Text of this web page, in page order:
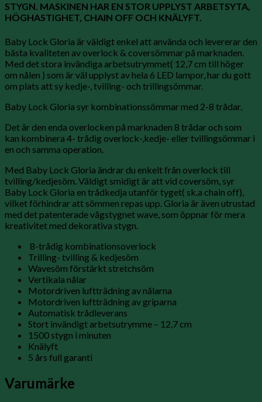
STYGN. MASKINEN HAR EN STOR UPPLYST ARBETSYTA,
HÖGHASTIGHET, CHAIN OFF OCH KNÄLYFT.
Baby Lock Gloria är väldigt enkel att använda och levererar den
bästa kvaliteten av overlock & coversömmar på marknaden.
Med det stora invändiga arbetsutrymmet( 12,7 cm till höger
om nålen ) som är väl upplyst av hela 6 LED lampor, har du gott
om plats att sy kedje-, tvilling- och trillingsömmar.
Baby Lock Gloria syr kombinationssömmar med 2-8 trådar.
Det är den enda overlocken på marknaden 8 trådar och som
kan kombinera 4- trådig overlock-,kedje- eller tvillingsömmar i
en och samma operation.
Med Baby Lock Gloria ändrar du enkelt från overlock till
tvilling/kedjesöm. Väldigt smidigt är att vid coversöm, syr
Baby Lock Gloria en trådkedja utanför tyget( sk.a chain off),
vilket förhindrar att sömmen repas upp. Gloria är även utrustad
med det patenterade vågstygnet wave, som öppnar för mera
kreativitet med dekorativa stygn.
8-trådig kombinationsoverlock
Trilling- tvilling & kedjesöm
Wavesöm förstärkt stretchsöm
Vertikala nålar
Motordriven luftträdning av nålarna
Motordriven luftträdning av griparna
Automatisk trådleverans
Stort invändigt arbetsutrymme – 12,7 cm
1500 stygn i minuten
Knälyft
5 års full garanti
Varumärke